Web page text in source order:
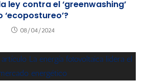
ley contra el ‘greenwashing’
‘ecopostureo’?
08/04/2024